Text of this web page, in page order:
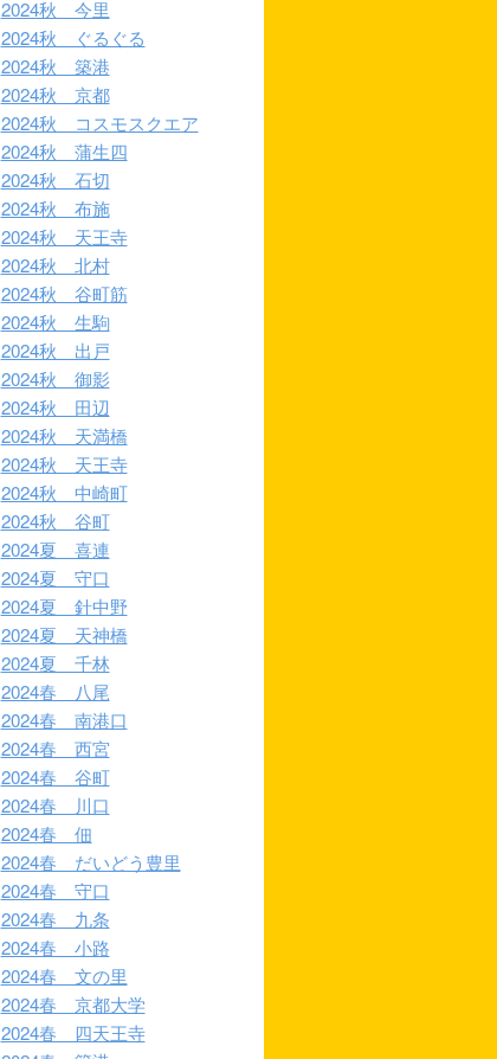
2024秋 今里
2024秋 ぐるぐる
2024秋 築港
2024秋 京都
2024秋 コスモスクエア
2024秋 蒲生四
2024秋 石切
2024秋 布施
2024秋 天王寺
2024秋 北村
2024秋 谷町筋
2024秋 生駒
2024秋 出戸
2024秋 御影
2024秋 田辺
2024秋 天満橋
2024秋 天王寺
2024秋 中崎町
2024秋 谷町
2024夏 喜連
2024夏 守口
2024夏 針中野
2024夏 天神橋
2024夏 千林
2024春 八尾
2024春 南港口
2024春 西宮
2024春 谷町
2024春 川口
2024春 佃
2024春 だいどう豊里
2024春 守口
2024春 九条
2024春 小路
2024春 文の里
2024春 京都大学
2024春 四天王寺